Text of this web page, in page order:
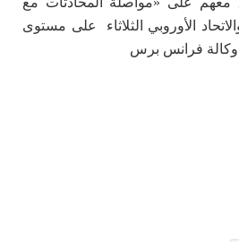
والاتحاد الأوروبي الثلاثاء على مستوى
وكالة فرانس برس